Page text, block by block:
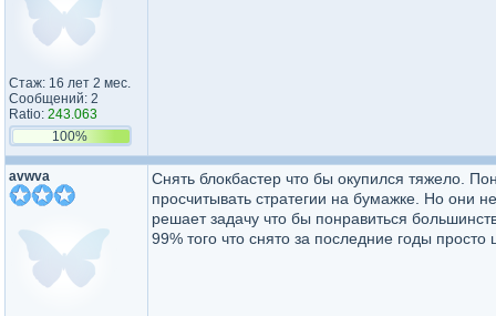
Стаж: 16 лет 2 мес.
Сообщений: 2
Ratio: 243.063
100%
avwva
Снять блокбастер что бы окупился тяжело.
просчитывать стратегии на бумажке. Но они
решает задачу что бы понравиться
99% того что снято за последние годы